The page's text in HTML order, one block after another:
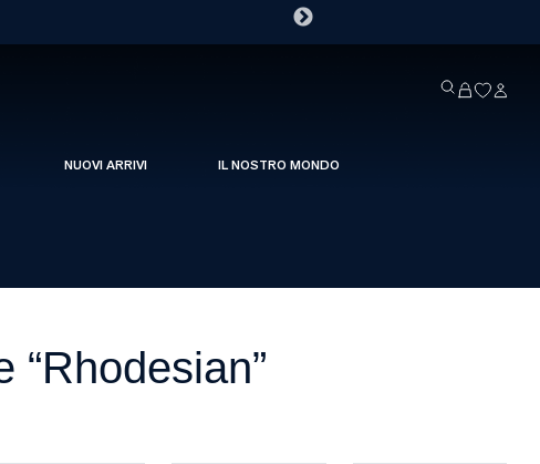
NUOVI ARRIVI IL NOSTRO MONDO
“Rhodesian”